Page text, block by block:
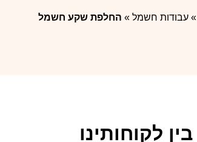
» עבודות חשמל » החלפת שקע חשמל
בין לקוחותינו